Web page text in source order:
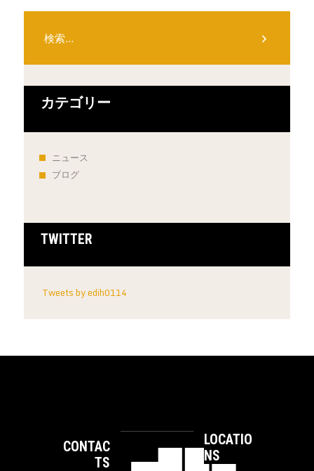
カテゴリー
ニュース
ブログ
TWITTER
Tweets by edih0114
CONTAC
TS
LOCATIO
NS